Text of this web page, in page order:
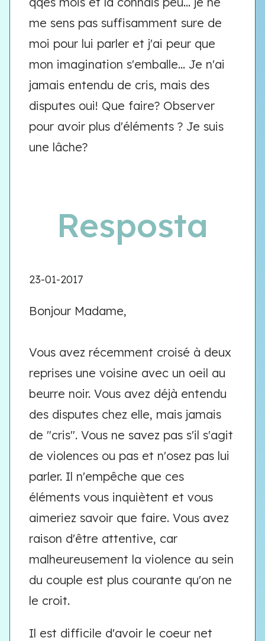
me sens pas suffisamment sure de
moi pour lui parler et j'ai peur que
mon imagination s'emballe... Je n'ai
jamais entendu de cris, mais des
disputes oui! Que faire? Observer
pour avoir plus d'éléments ? Je suis
une lâche?
Resposta
23-01-2017
Bonjour Madame,
Vous avez récemment croisé à deux
reprises une voisine avec un oeil au
beurre noir. Vous avez déjà entendu
des disputes chez elle, mais jamais
de "cris". Vous ne savez pas s'il s'agit
de violences ou pas et n'osez pas lui
parler. Il n'empêche que ces
éléments vous inquiètent et vous
aimeriez savoir que faire. Vous avez
raison d'être attentive, car
malheureusement la violence au sein
du couple est plus courante qu'on ne
le croit.
Il est difficile d'avoir le coeur net